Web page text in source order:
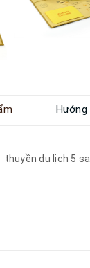
Hướng
du lịch 5